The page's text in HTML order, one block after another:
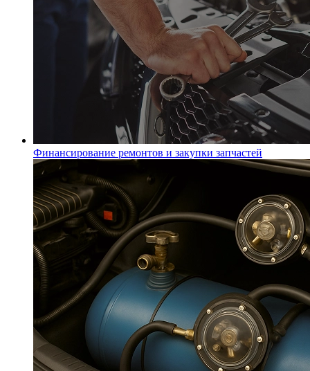
Финансирование ремонтов и закупки запчастей